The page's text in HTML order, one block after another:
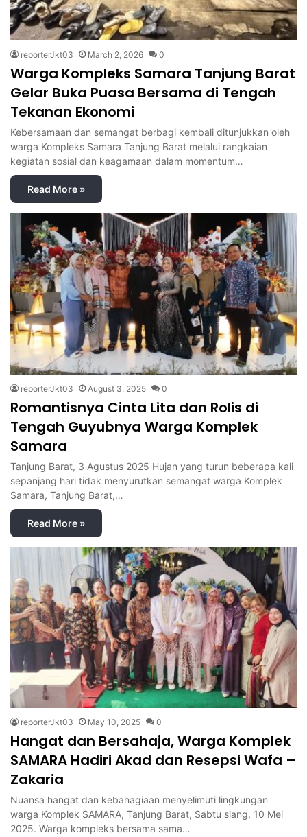
reporterJkt03 March 2, 2026 0
Warga Kompleks Samara Tanjung Barat
Gelar Buka Puasa Bersama di Tengah
Tekanan Ekonomi
Kebersamaan dan semangat berbagi kembali ditunjukkan oleh
warga Kompleks Samara Tanjung Barat melalui rangkaian
kegiatan sosial dan keagamaan dalam momentum…
Read More »
reporterJkt03 August 3, 2025 0
Romantisnya Cinta Lita dan Rolis di
Tengah Guyubnya Warga Komplek
Samara
Tanjung Barat, 3 Agustus 2025 Hujan yang turun beberapa kali
sepanjang hari tidak menyurutkan semangat warga Komplek
Samara, Tanjung Barat,…
Read More »
reporterJkt03 May 10, 2025 0
Hangat dan Bersahaja, Warga Komplek
SAMARA Hadiri Akad dan Resepsi Wafa –
Zakaria
Nuansa hangat dan kebahagiaan menyelimuti lingkungan
warga Komplek SAMARA, Tanjung Barat, Sabtu siang, 10 Mei
2025. Warga kompleks bersama sama…